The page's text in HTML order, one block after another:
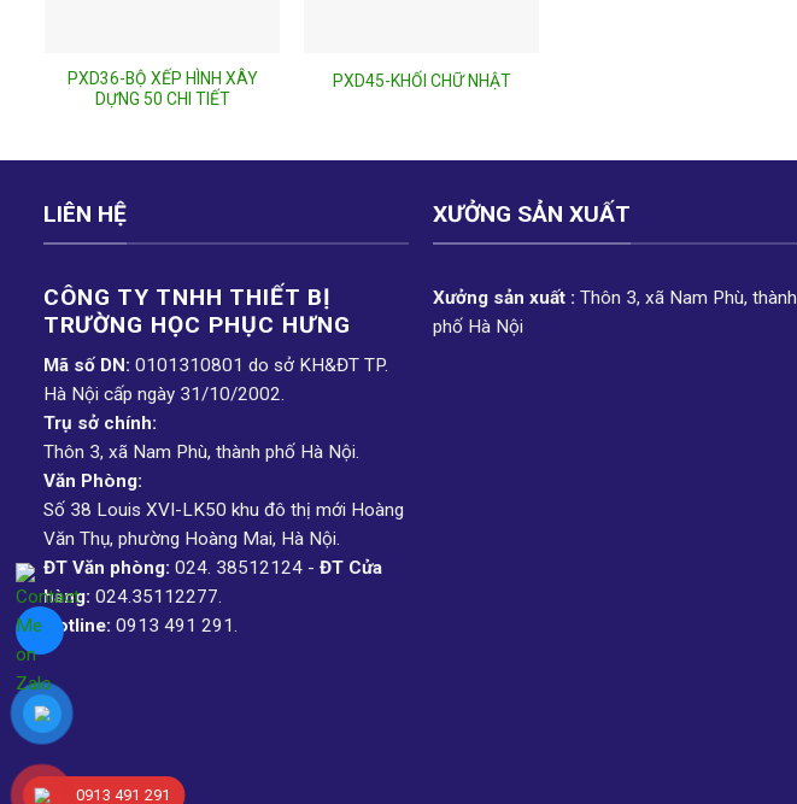
PXD36-BỘ XẾP HÌNH XÂY
DỰNG 50 CHI TIẾT
PXD45-KHỐI CHỮ NHẬT
LIÊN HỆ
CÔNG TY TNHH THIẾT BỊ
TRƯỜNG HỌC PHỤC H­ƯNG
Mã số DN: 0101310801 do sở KH&ĐT TP.
Hà Nội cấp ngày 31/10/2002.
Trụ sở chính:
Thôn 3, xã Nam Phù, thành phố Hà Nội.
Văn Phòng:
Số 38 Louis XVI-LK50 khu đô thị mới Hoàng
Văn Thụ, phường Hoàng Mai, Hà Nội.
ĐT Văn phòng: 024. 38512124 - ĐT Cửa
hàng: 024.35112277.
Hotline: 0913 491 291.
XƯỞNG SẢN XUẤT
Xưởng sản xuất : Thôn 3, xã Nam Phù, thành
phố Hà Nội
0913 491 291